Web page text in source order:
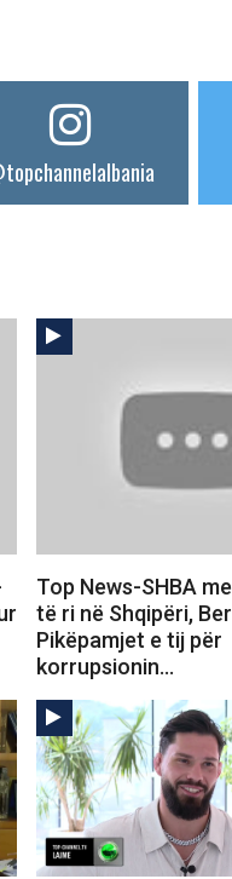
Top News-SHBA
të ri në Shqipëri,
Pikëpamjet e tij për
korrupsionin…